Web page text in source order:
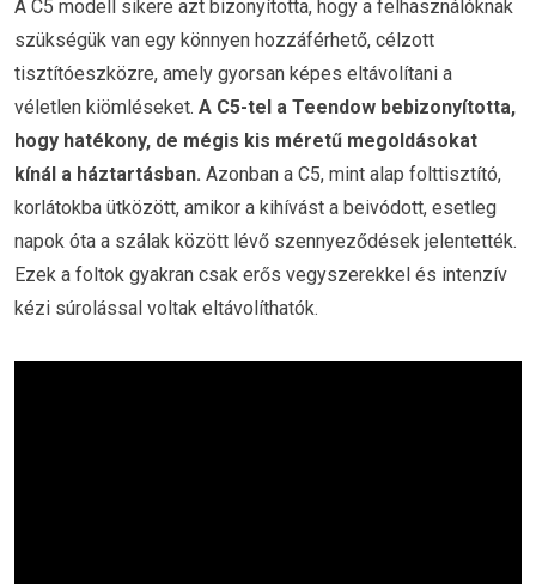
A C5 modell sikere azt bizonyította, hogy a felhasználóknak
szükségük van egy könnyen hozzáférhető, célzott
tisztítóeszközre, amely gyorsan képes eltávolítani a
véletlen kiömléseket. A C5-tel a Teendow bebizonyította,
hogy hatékony, de mégis kis méretű megoldásokat
kínál a háztartásban. Azonban a C5, mint alap folttisztító,
korlátokba ütközött, amikor a kihívást a beivódott, esetleg
napok óta a szálak között lévő szennyeződések jelentették.
Ezek a foltok gyakran csak erős vegyszerekkel és intenzív
kézi súrolással voltak eltávolíthatók.